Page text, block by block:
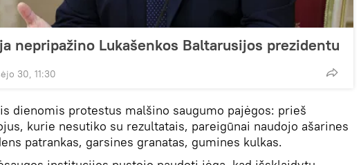
nepripažino Lukašenkos Baltarusijos prezidentu
30, 11:30
dienomis protestus malšino saugumo pajėgos: prieš
kurie nesutiko su rezultatais, pareigūnai naudojo ašarines
patrankas, garsines granatas, gumines kulkas.